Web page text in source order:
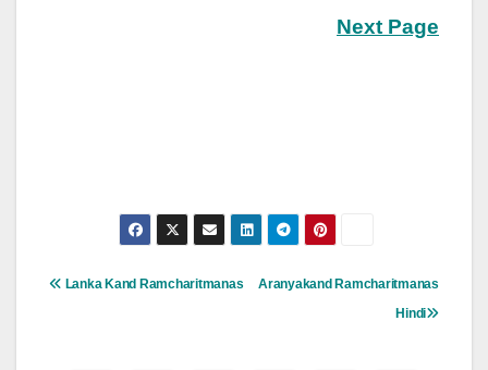
Next Page
Post
Aranyakand Ramcharitmanas
Hindi
Lanka Kand Ramcharitmanas